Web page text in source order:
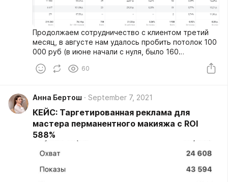
Продолжаем сотрудничество с клиентом третий
месяц, в августе нам удалось пробить потолок 100
000 руб (в июне начали с нуля, было 160
подписчиков, привлеченных из чатов активности).
60
Анна Бертош September 7, 2021
КЕЙС: Таргетированная реклама для
мастера перманентного макияжа с ROI
588%